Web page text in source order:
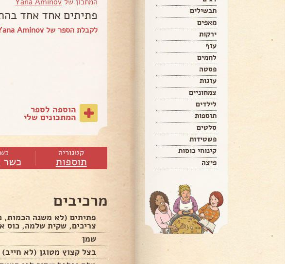
תבשילים
מאפים
ירקות
עוף
לחמים
פסטה
עוגות
צמחוניים
לילדים
תוספות
סלטים
פשטידות
קינוחי כוסות
פיצה
פתיתים אחד אחד
לקבלת הספר של Yana Aminov במייל
הוספה לספר
המתכונים שלי
קטגוריה
תוספות כשר
מרכיבים
פתיתים (לא משנה
צריכים, שקית שלמה, כוס או
שמן
בצל קצוץ מטוגן (לא חייב)